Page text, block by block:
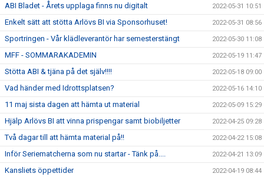
ABI Bladet - Årets upplaga finns nu digitalt 2022-05-31 10:51
Enkelt sätt att stötta Arlövs BI via Sponsorhuset! 2022-05-31 08:56
Sportringen - Vår klädleverantör har semesterstängt 2022-05-30 11:08
MFF - SOMMARAKADEMIN 2022-05-19 11:47
Stötta ABI & tjäna på det själv!!!! 2022-05-18 09:00
Vad händer med Idrottsplatsen? 2022-05-16 14:10
11 maj sista dagen att hämta ut material 2022-05-09 15:29
Hjälp Arlövs BI att vinna prispengar samt biobiljetter 2022-04-25 09:28
Två dagar till att hämta material på!! 2022-04-22 15:08
Inför Seriematcherna som nu startar - Tänk på.... 2022-04-21 13:09
Kansliets öppettider 2022-04-19 08:44